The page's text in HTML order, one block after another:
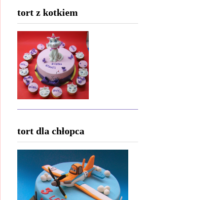
tort z kotkiem
tort dla chłopca